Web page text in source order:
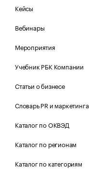
Кейсы
Вебинары
Мероприятия
Учебник РБК Компании
Статьи о бизнесе
Словарь PR и маркетинга
Каталог по ОКВЭД
Каталог по регионам
Каталог по категориям